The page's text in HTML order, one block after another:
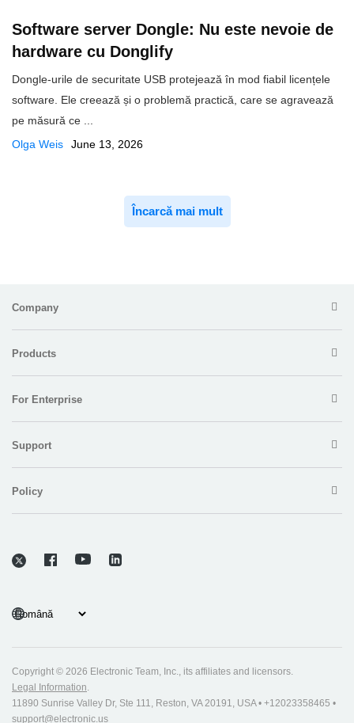
Software server Dongle: Nu este nevoie de
hardware cu Donglify
Dongle-urile de securitate USB protejează în mod fiabil licențele
software. Ele creează și o problemă practică, care se agravează
pe măsură ce ...
Olga Weis
June 13, 2026
Încarcă mai mult
Company
Products
For Enterprise
Support
Policy
Copyright © 2026 Electronic Team, Inc., its affiliates and licensors.
Legal Information.
11890 Sunrise Valley Dr, Ste 111, Reston, VA 20191, USA • +12023358465 •
support@electronic.us